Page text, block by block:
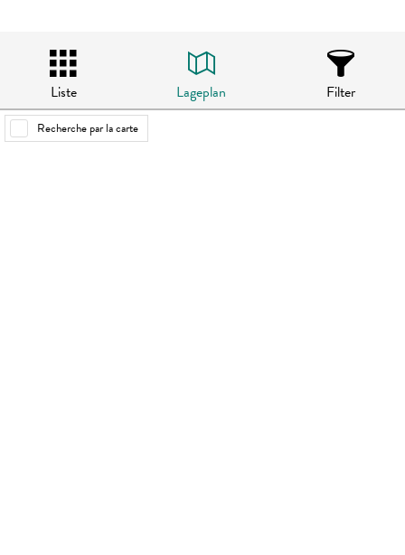
Liste Lageplan Filter
Recherche par la carte